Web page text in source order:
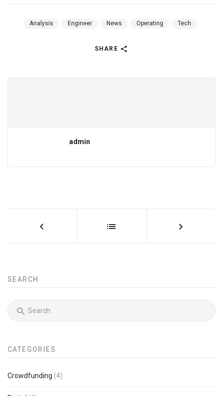
Analysis Engineer News Operating Tech
SHARE
admin
SEARCH
CATEGORIES
Crowdfunding (4)